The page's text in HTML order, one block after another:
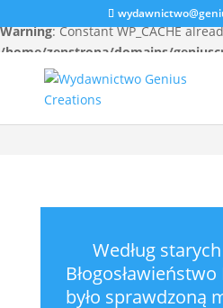
Warning: Constant WP_CACHE
/home/zenstrona/domains/
config.phpon line94
Według
było sprawdzoną